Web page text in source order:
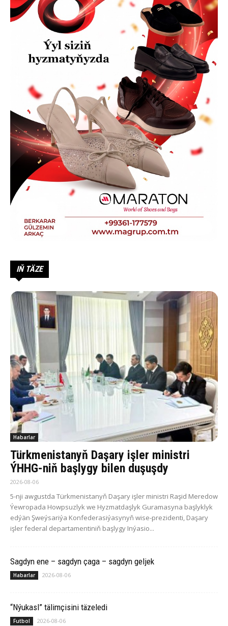
IŇ TÄZE
Habarlar
Türkmenistanyň Daşary işler ministri
ÝHHG-niň başlygy bilen duşuşdy
2026-08-06
5-nji awgustda Türkmenistanyň Daşary işler ministri Raşid Meredow
Ýewropada Howpsuzlyk we Hyzmatdaşlyk Guramasyna başlyklyk
edýän Şweýsariýa Konfederasiýasynyň wise-prezidenti, Daşary
işler federal departamentiniň başlygy Inýasio...
Sagdyn ene – sagdyn çaga – sagdyn geljek
Habarlar 2026-08-06
“Nýukasl” tälimçisini täzeledi
Futbol 2026-08-06